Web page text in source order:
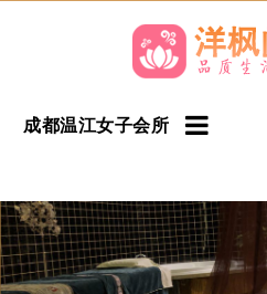
成都温江女子会所